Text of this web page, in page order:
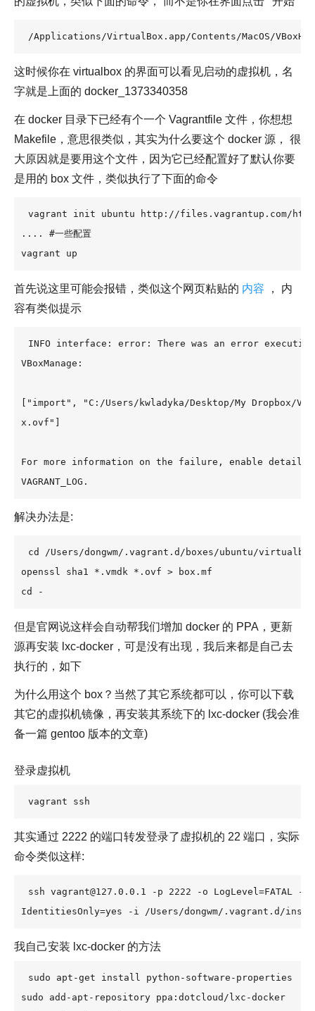
/Applications/VirtualBox.app/Contents/MacOS/
这时候你在 virtualbox 的界面可以看见启动的虚拟机，名
字就是上面的 docker_1373340358
在 docker 目录下已经有个一个 Vagrantfile 文件，你想想
Makefile，意思很类似，其实为什么要这个 docker 源， 很
大原因就是要用这个文件，因为它已经配置好了默认你要
是用的 box 文件，类似执行了下面的命令
vagrant init ubuntu http://files.vagrantup.com/
.... #一些配置
vagrant up
首先说这里可能会报错，类似这个网页粘贴的 内容 ， 内
容有类似提示
INFO interface: error: There was an error
VBoxManage:
["import", "C:/Users/kwladyka/Desktop/My Dropbox/
x.ovf"]
For more information on the failure, enable
VAGRANT_LOG.
解决办法是:
cd /Users/dongwm/.vagrant.d/boxes/ubuntu/
openssl sha1 *.vmdk *.ovf > box.mf
cd -
但是官网说这样会自动帮我们增加 docker 的 PPA，更新
源再安装 lxc-docker，可是没有出现，我后来都是自己去
执行的，如下
为什么用这个 box？当然了其它系统都可以，你可以下载
其它的虚拟机镜像，再安装其系统下的 lxc-docker (我会准
备一篇 gentoo 版本的文章)
登录虚拟机
vagrant ssh
其实通过 2222 的端口转发登录了虚拟机的 22 端口，实际
命令类似这样:
ssh vagrant@127.0.0.1 -p 2222 -o LogLevel=FATAL
IdentitiesOnly=yes -i /Users/dongwm/.vagrant.d/
我自己安装 lxc-docker 的方法
sudo apt-get install python-software-properties
sudo add-apt-repository ppa:dotcloud/lxc-docker